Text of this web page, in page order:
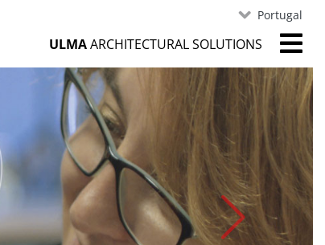
Portugal
ULMAARCHITECTURAL SOLUTIONS
Próxima